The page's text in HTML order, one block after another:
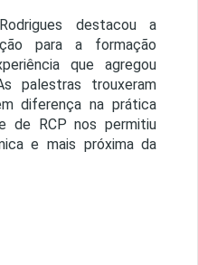
destacou a
para a formação
que agregou
palestras trouxeram
diferença na prática
de RCP nos permitiu
e mais próxima da